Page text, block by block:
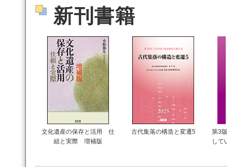
新刊書籍
文化遺産の保存と活用 仕
組と実際 増補版
古代集落の構造と変遷5
第3
して